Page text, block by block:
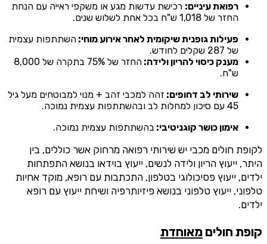
רפואת עיניים: רכישת עדשות מגע או משקפי ראייה עם הנחת
החזר של 1,018 ש"ח בכל אחת לשלוש שנים.
פעילות גופנית שיקומית לאחר אירוע מוחי: השתתפות עצמית
של 287 שקלים לחודש.
מענק כיסוי להריון ולידה:
החזר של 75% בתקרה של 8,000
ש"ח.
שירותי לב דחופים: זהה למכבי זהב + מנוי למבוטחים מעל גיל
45 עם סיכון למחלות לב ובהשתתפות עצמית נמוכה.
אימון כושר קוגניטיבי: בהשתתפות עצמית נמוכה.
לקופת חולים מכבי יש שירותי רפואה מרחוק אשר כוללים, בין
היתר, ייעוץ הריון ולידה לנשים, ייעוץ בוידאו בנושא התפתחות
ילדים, ייעוץ פסיכולוגי בטלפון, התכתבות עם רופא, מוקד אחיות
טלפוני, ייעוץ טלפוני בנושא פיזיותרפיה ושיחת ייעוץ עם רופא
ילדים.
קופת חולים מאוחדת